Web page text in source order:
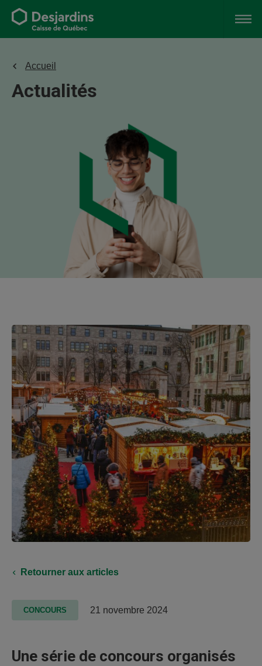
Accueil
Actualités
Retourner aux articles
CONCOURS 21 novembre 2024
Une série de concours organisés